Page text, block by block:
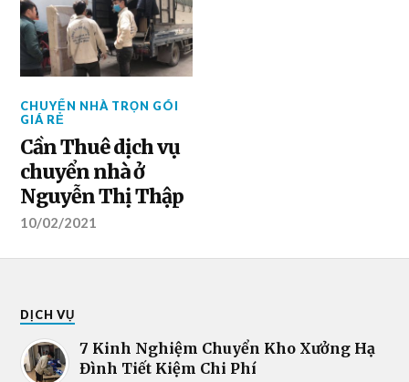
CHUYỂN NHÀ TRỌN GÓI
GIÁ RẺ
Cần Thuê dịch vụ
chuyển nhà ở
Nguyễn Thị Thập
10/02/2021
DỊCH VỤ
7 Kinh Nghiệm Chuyển Kho Xưởng Hạ
Đình Tiết Kiệm Chi Phí